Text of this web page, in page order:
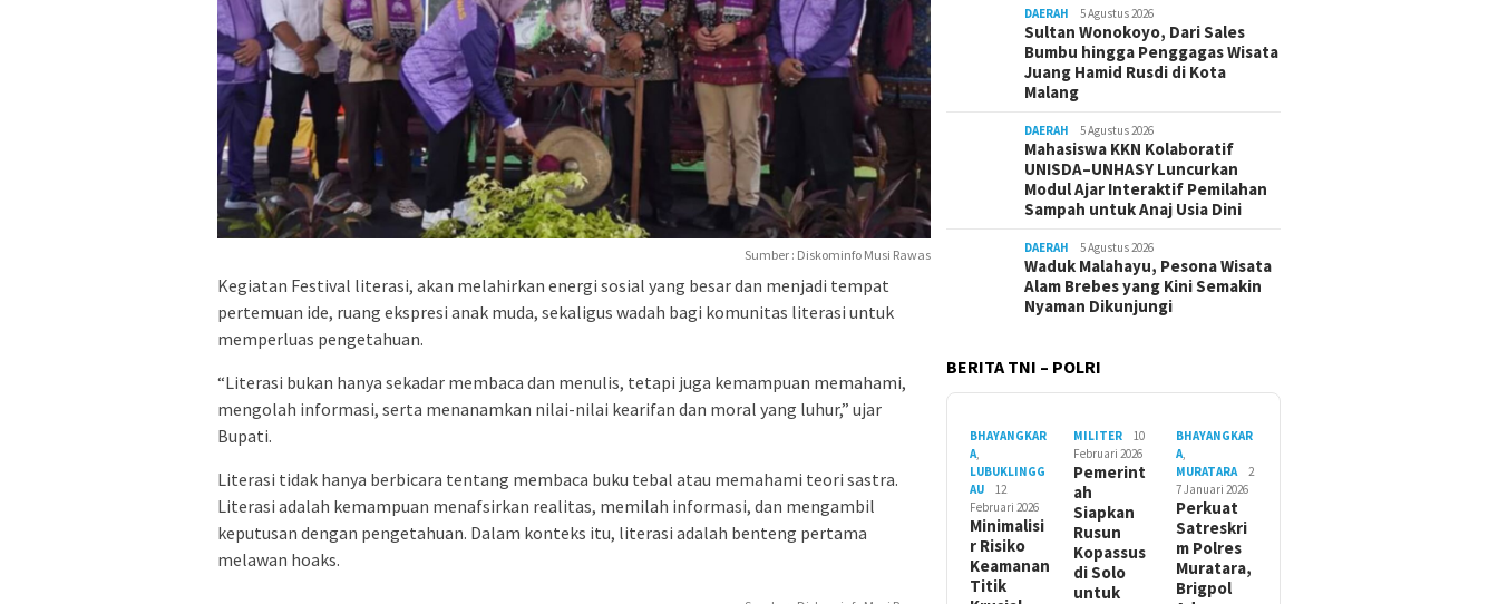
Sumber : Diskominfo Musi Rawas
Kegiatan Festival literasi, akan melahirkan energi sosial yang besar dan menjadi tempat
pertemuan ide, ruang ekspresi anak muda, sekaligus wadah bagi komunitas literasi untuk
memperluas pengetahuan.
“Literasi bukan hanya sekadar membaca dan menulis, tetapi juga kemampuan memahami,
mengolah informasi, serta menanamkan nilai-nilai kearifan dan moral yang luhur,” ujar
Bupati.
Literasi tidak hanya berbicara tentang membaca buku tebal atau memahami teori sastra.
Literasi adalah kemampuan menafsirkan realitas, memilah informasi, dan mengambil
keputusan dengan pengetahuan. Dalam konteks itu, literasi adalah benteng pertama
melawan hoaks.
DAERAH 5 Agustus 2026
Sultan Wonokoyo, Dari Sales
Bumbu hingga Penggagas Wisata
Juang Hamid Rusdi di Kota
Malang
DAERAH 5 Agustus 2026
Mahasiswa KKN Kolaboratif
UNISDA–UNHASY Luncurkan
Modul Ajar Interaktif Pemilahan
Sampah untuk Anaj Usia Dini
DAERAH 5 Agustus 2026
Waduk Malahayu, Pesona Wisata
Alam Brebes yang Kini Semakin
Nyaman Dikunjungi
BERITA TNI – POLRI
BHAYANGKAR
A,
LUBUKLINGG
AU
12
Februari 2026
Minimalisi
r Risiko
Keamanan
Titik
MILITER
10
Februari 2026
Pemerint
ah
Siapkan
Rusun
Kopassus
di Solo
untuk
BHAYANGKAR
A,
MURATARA
2
7 Januari 2026
Perkuat
Satreskri
m Polres
Muratara,
Brigpol